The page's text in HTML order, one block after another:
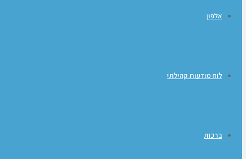
אלפון
לוח מודעות קהילתי
ברכות